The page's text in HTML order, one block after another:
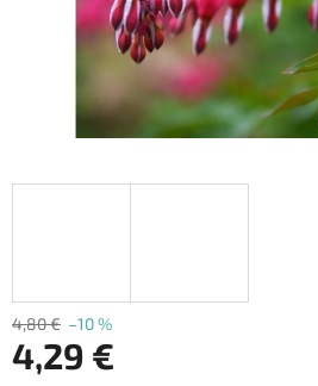
4,80 € –10 %
4,29 €